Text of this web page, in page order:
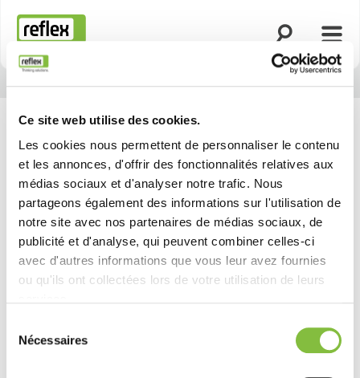
Ce site web utilise des cookies.
Les cookies nous permettent de personnaliser le contenu
et les annonces, d'offrir des fonctionnalités relatives aux
médias sociaux et d'analyser notre trafic. Nous
partageons également des informations sur l'utilisation de
notre site avec nos partenaires de médias sociaux, de
publicité et d'analyse, qui peuvent combiner celles-ci
avec d'autres informations que vous leur avez fournies
ou qu'ils ont collectées lors de votre utilisation de leurs
Nécessaires
Page d’accueil
Ouvrir la